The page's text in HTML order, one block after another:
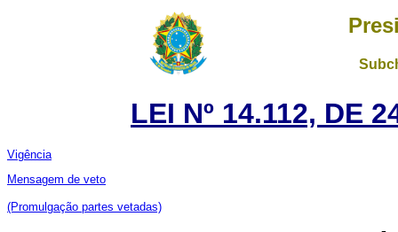
LEI Nº 14.112, DE
Vigência
Mensagem de veto
(Promulgação partes vetadas)